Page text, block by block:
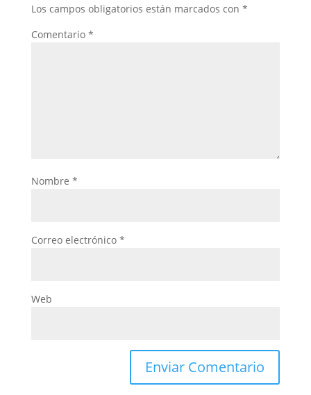
Los campos obligatorios están marcados con *
Comentario *
Nombre *
Correo electrónico *
Web